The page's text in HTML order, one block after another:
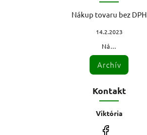
Nákup tovaru bez DPH
14.2.2023
Ná...
Archív
Kontakt
Viktória